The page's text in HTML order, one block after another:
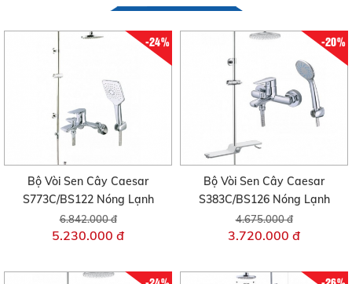
-24%
Bộ Vòi Sen Cây Caesar
S773C/BS122 Nóng Lạnh
6.842.000 đ
5.230.000 đ
-20%
Bộ Vòi Sen Cây Caesar
S383C/BS126 Nóng Lạnh
4.675.000 đ
3.720.000 đ